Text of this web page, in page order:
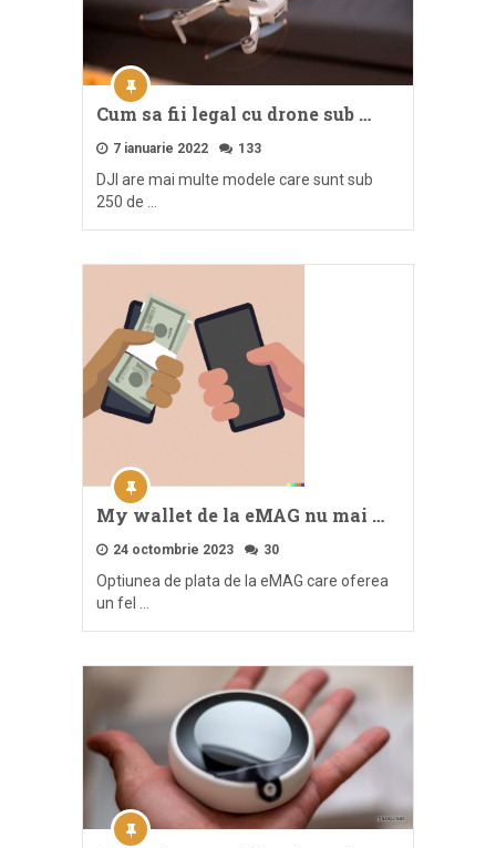
Cum sa fii legal cu drone sub …
7 ianuarie 2022 133
DJI are mai multe modele care sunt sub
250 de …
My wallet de la eMAG nu mai …
24 octombrie 2023 30
Optiunea de plata de la eMAG care oferea
un fel …